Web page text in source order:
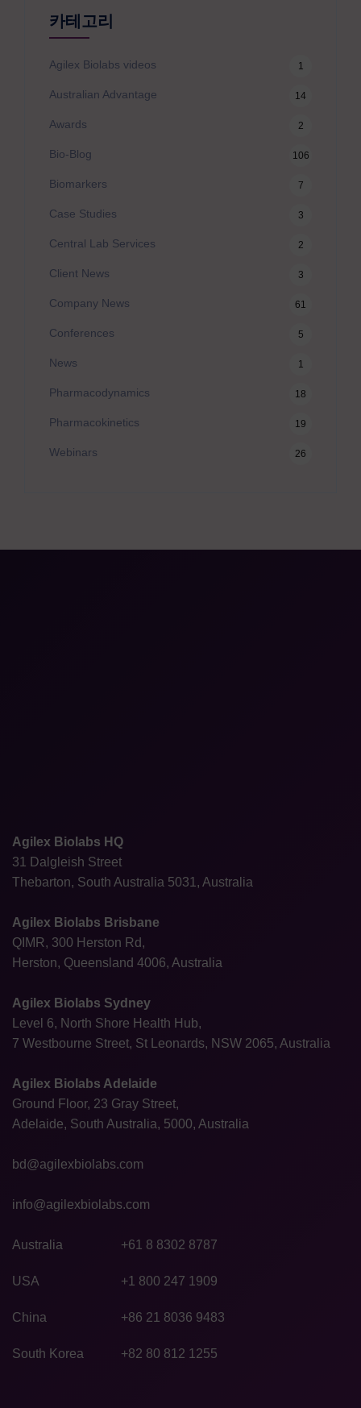
카테고리
Agilex Biolabs videos 1
Australian Advantage 14
Awards 2
Bio-Blog 106
Biomarkers 7
Case Studies 3
Central Lab Services 2
Client News 3
Company News 61
Conferences 5
News 1
Pharmacodynamics 18
Pharmacokinetics 19
Webinars 26
Agilex Biolabs HQ
31 Dalgleish Street
Thebarton, South Australia 5031, Australia
Agilex Biolabs Brisbane
QIMR, 300 Herston Rd,
Herston, Queensland 4006, Australia
Agilex Biolabs Sydney
Level 6, North Shore Health Hub,
7 Westbourne Street, St Leonards, NSW 2065, Australia
Agilex Biolabs Adelaide
Ground Floor, 23 Gray Street,
Adelaide, South Australia, 5000, Australia
bd@agilexbiolabs.com
info@agilexbiolabs.com
Australia +61 8 8302 8787
USA +1 800 247 1909
China +86 21 8036 9483
South Korea +82 80 812 1255